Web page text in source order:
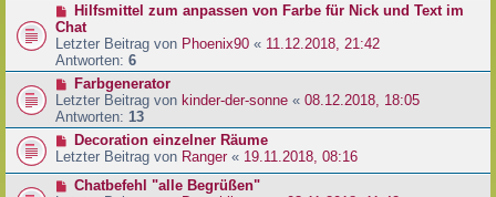
Hilfsmittel zum anpassen von Farbe für Nick und Text im
Chat
Letzter Beitrag von Phoenix90 « 11.12.2018, 21:42
Antworten: 6
Farbgenerator
Letzter Beitrag von kinder-der-sonne « 08.12.2018, 18:05
Antworten: 13
Decoration einzelner Räume
Letzter Beitrag von Ranger« 19.11.2018, 08:16
Chatbefehl "alle Begrüßen"